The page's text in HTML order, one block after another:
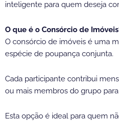
inteligente para quem deseja
O que é o Consórcio de
O consórcio de imóveis é uma
espécie de poupança conjunta.
Cada participante contribui
ou mais membros do grupo
Esta opção é ideal para quem